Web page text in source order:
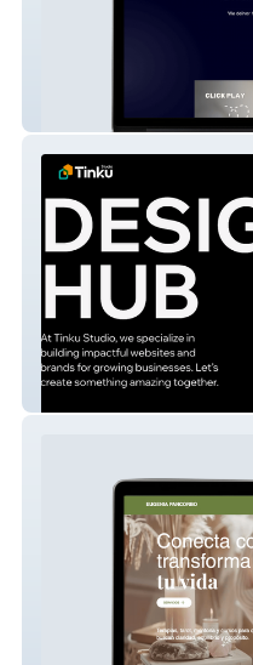
Luxvance
Tinku Studio